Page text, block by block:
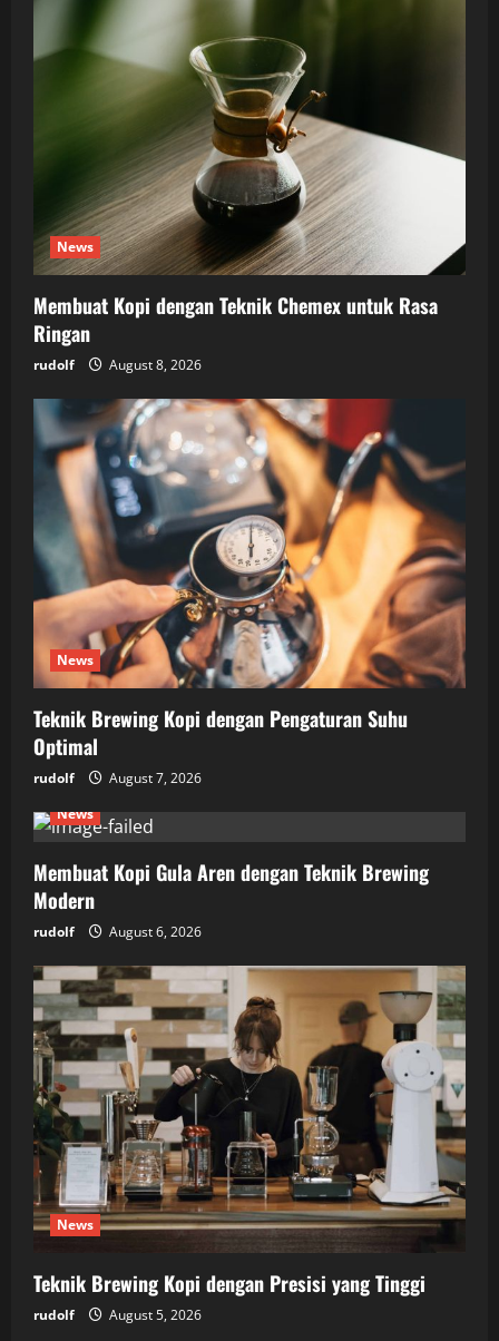
News
Membuat Kopi dengan Teknik Chemex untuk Rasa
Ringan
rudolf August 8, 2026
News
Teknik Brewing Kopi dengan Pengaturan Suhu
Optimal
rudolf
August 7, 2026
News
Membuat Kopi Gula Aren dengan Teknik Brewing
Modern
rudolf August 6, 2026
News
Teknik Brewing Kopi dengan Presisi yang Tinggi
rudolf August 5, 2026